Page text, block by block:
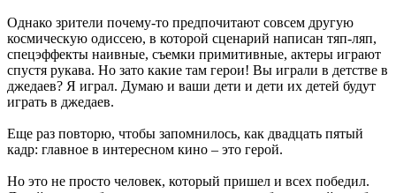
Однако зрители почему-то предпочитают совсем другую
космическую одиссею, в которой сценарий написан тяп-ляп,
спецэффекты наивные, съемки примитивные, актеры играют
спустя рукава. Но зато какие там герои! Вы играли в детстве в
джедаев? Я играл. Думаю и ваши дети и дети их детей будут
играть в джедаев.
Еще раз повторю, чтобы запомнилось, как двадцать пятый
кадр: главное в интересном кино – это герой.
Но это не просто человек, который пришел и всех победил.